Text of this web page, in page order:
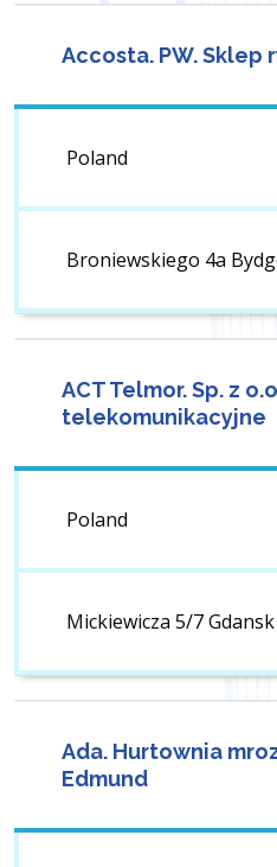
Accosta. PW. Sklep
Poland
Broniewskiego 4a
ACT Telmor. Sp. z
telekomunikacyjne
Poland
Mickiewicza 5/7 Gdansk
Ada. Hurtownia
Edmund